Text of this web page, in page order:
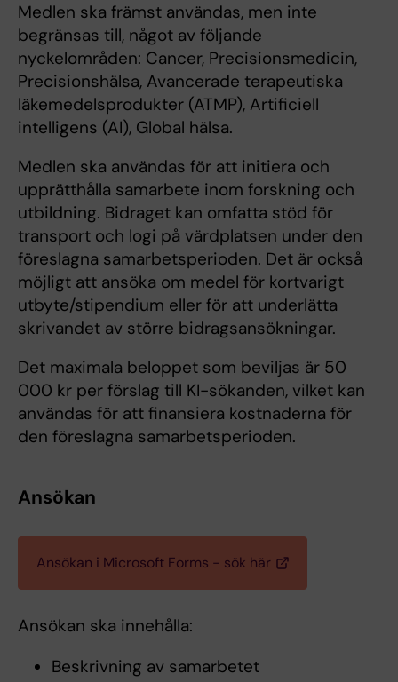
Medlen ska främst användas, men inte
begränsas till, något av följande
nyckelområden: Cancer, Precisionsmedicin,
Precisionshälsa, Avancerade terapeutiska
läkemedelsprodukter (ATMP), Artificiell
intelligens (AI), Global hälsa.
Medlen ska användas för att initiera och
upprätthålla samarbete inom forskning och
utbildning. Bidraget kan omfatta stöd för
transport och logi på värdplatsen under den
föreslagna samarbetsperioden. Det är också
möjligt att ansöka om medel för kortvarigt
utbyte/stipendium eller för att underlätta
skrivandet av större bidragsansökningar.
Det maximala beloppet som beviljas är 50
000 kr per förslag till KI-sökanden, vilket kan
användas för att finansiera kostnaderna för
den föreslagna samarbetsperioden.
Ansökan
Ansökan i Microsoft Forms - sök här
Ansökan ska innehålla:
Beskrivning av samarbetet